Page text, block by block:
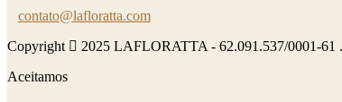
contato@lafloratta.com
Copyright
2025 LAFLORATTA - 62.091.537/0001-61
Aceitamos